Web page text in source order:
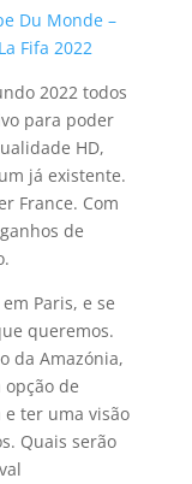
Du Monde –
Fifa 2022
2022 todos
para poder
HD,
já existente.
France. Com
de
Paris, e se
queremos.
da Amazónia,
de
ter uma visão
Quais serão